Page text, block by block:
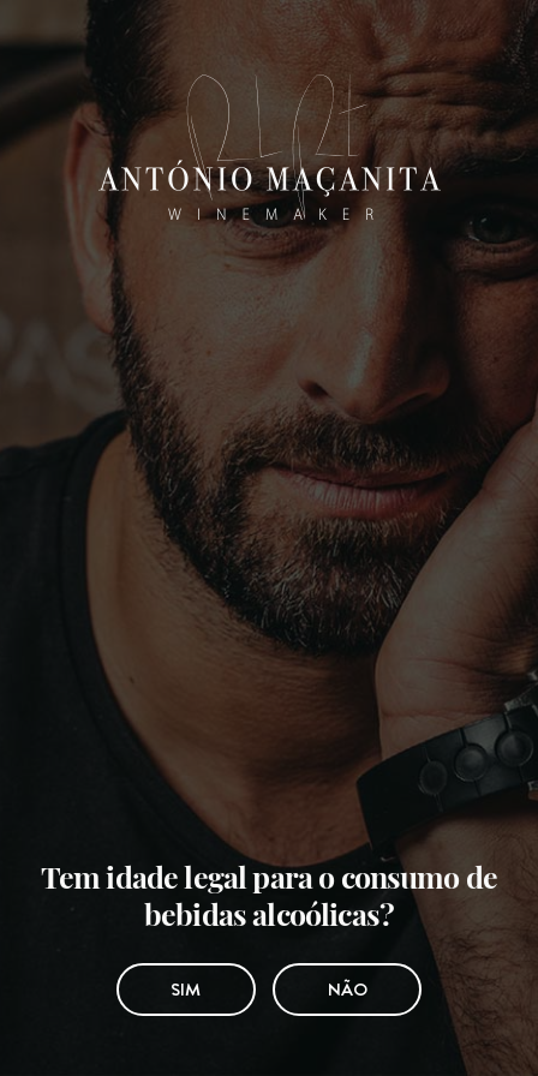
Tem idade legal para o consumo de
bebidas alcoólicas?
SIM NÃO